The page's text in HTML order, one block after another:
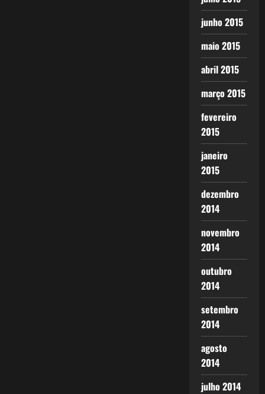
junho 2015
maio 2015
abril 2015
março 2015
fevereiro
2015
janeiro
2015
dezembro
2014
novembro
2014
outubro
2014
setembro
2014
agosto
2014
julho 2014